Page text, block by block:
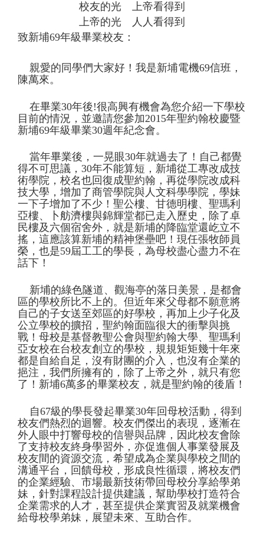
校友的光 上帝看得到
上帝的光 人人看得到
致新埔69年級畢業校友：
親愛的同學們大家好！我是新埔電機69信班，
陳萬來。
在畢業30年後!很高興有機會為您介紹一下學校
目前的情況，並邀請您參加2015年聖約翰校慶暨
新埔69年級畢業30週年紀念會。
當年畢業後，一晃眼30年就過去了！自己都覺
得不可思議， 30年不能算短，新埔從工專改成技
術學院，校名也回復成聖約翰，再從學院改成科
技大學，增加了商管學院與人文科學學院，學妹
一下子增加了不少！聖公樓、甘德明樓、聖瑪利
亞樓、卜舫濟樓與錦輝堂都已走入歷史，除了卓
民樓及六個宿舍外，就是新埔的降臨堂還屹立不
搖，這應該算新埔的精神堡壘吧！現任張牧師員
榮，也是59屆工工的學長，為母校盡心盡力不在
話下！
新埔的綠色隧道、觀海亭的落日美景，是都會
區的學校所比不上的。但近年來父母都不願意將
自己的子女送至郊區的好學校，再加上少子化及
公立學校的擴招，聖約翰面臨很大的衝擊與挑
戰！母校是基督教聖公會與聖約翰大學、聖瑪利
亞女校在台校友創立的學校，規規矩矩幾十年來
都是自給自足，沒有財團的介入，也沒有企業的
挹注，我們所擁有的，除了上帝之外，就只有您
了！新埔6萬多的畢業校友，就是聖約翰的後盾！
自67級的學長發起畢業30年回母校活動，得到
校友們熱烈的迴響。校友們傑出的表現，逐漸在
外人眼中打響母校的信譽與品牌，因此校友會除
了支持校友終身學習外，亦促進個人事業發展及
校友間的資源交流，希望成為企業與學校之間的
溝通平台，回饋母校，形成良性循環，將校友們
的企業經驗、市場最新技術帶回母校分享給學弟
妹，針對課程設計提供建議，幫助學校打造符合
企業需求的人才，甚至提供企業實習及就業機會
給母校學弟妹，展望未來、互助合作。